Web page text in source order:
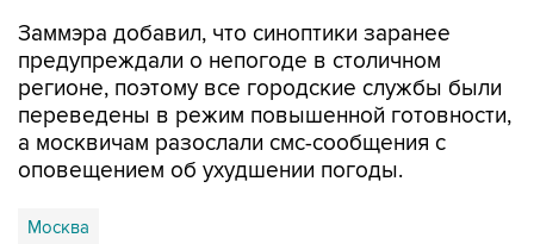
Заммэра добавил, что синоптики заранее
предупреждали о непогоде в столичном
регионе, поэтому все городские службы были
переведены в режим повышенной готовности,
а москвичам разослали смс-сообщения с
оповещением об ухудшении погоды.
Москва